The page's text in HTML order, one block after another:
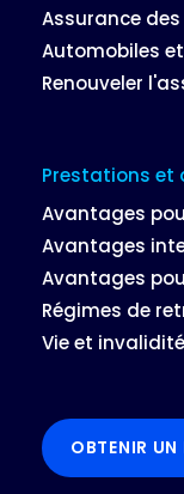
Assurance
Automobiles
Renouveler
Prestations et
Avantages
Avantages
Avantages
Régimes de
Vie et invalidité
OBTENIR UN